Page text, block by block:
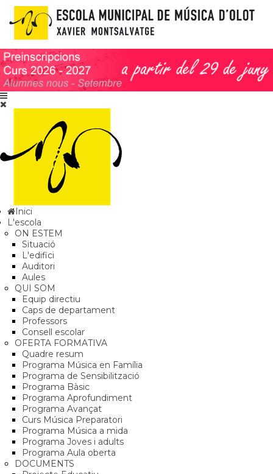
Inici
L'escola
ON ESTEM
Situació
L'edifici
Auditori
Aules
QUI SOM
Equip directiu
Caps de departament
Professors
Consell escolar
OFERTA FORMATIVA
Quadre resum
Programa Música en Família
Programa de Sensibilització
Programa Bàsic
Programa Aprofundiment
Programa Avançat
Curs Música Preparatori
Programa Música a mida
Programa Joves i adults
Programa Aula oberta
DOCUMENTS